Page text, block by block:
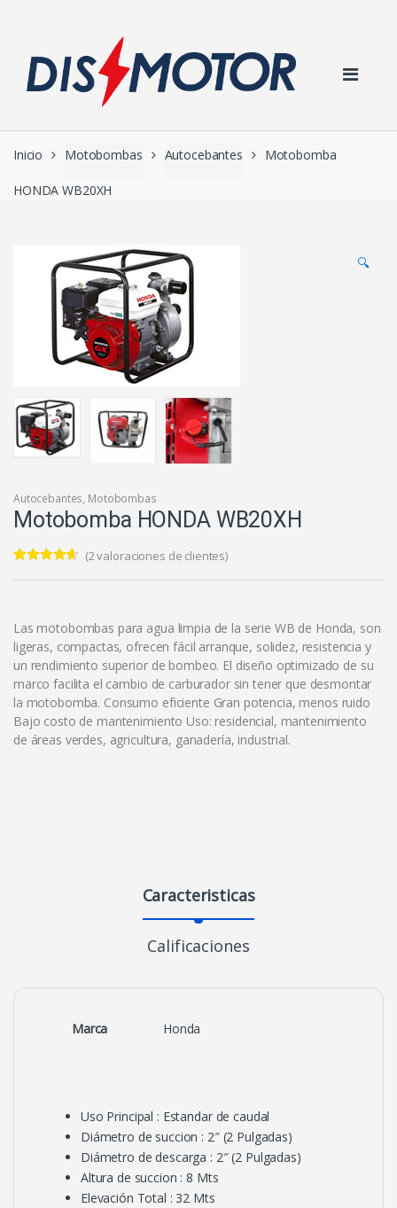
Inicio Motobombas Autocebantes Motobomba
HONDA WB20XH
🔍
Autocebantes, Motobombas
Motobomba HONDA WB20XH
4.50sobre
puntuacione
s de
clientes
(2valoraciones de clientes)
Las motobombas para agua limpia de la serie WB de Honda, son
ligeras, compactas, ofrecen fácil arranque, solidez, resistencia y
un rendimiento superior de bombeo. El diseño optimizado de su
marco facilita el cambio de carburador sin tener que desmontar
la motobomba. Consumo eficiente Gran potencia, menos ruido
Bajo costo de mantenimiento Uso: residencial, mantenimiento
de áreas verdes, agricultura, ganadería, industrial.
Caracteristicas
Calificaciones
Marca Honda
Uso Principal : Estandar de caudal
Diámetro de succion : 2″ (2 Pulgadas)
Diámetro de descarga : 2″ (2 Pulgadas)
Altura de succion : 8 Mts
Elevación Total : 32 Mts